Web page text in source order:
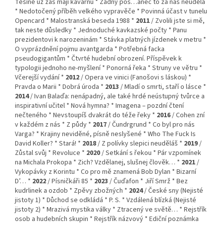
Těšíně už zas mají kavárnu * Žádný pos…anec to za nás neudělá
* Nedotočený příběh velkého vypravěče * Povinná účast v tunelu
Opencard * Malostranská beseda 1988 * 2011/ Zvolili jste si mě,
tak neste důsledky * Jednoduché kavkazské počty * Panu
prezidentovi k narozeninám * Stávka platných jízdenek v metru *
O vyprázdnění pojmu avantgarda * Potřebná facka
pseudogigantům * Čtvrté hudební obrození. Příspěvek k
typologii jednoho ne-myšlení * Ponorná řeka * Struny ve větru *
Včerejší vydání * 2012/ Opera ve vinici (Fanošovi s láskou) *
Pravda o Marii * Dobrá úroda * 2013 / Mladí o smrti, staří o lásce *
2014/ Ivan Balaďa: nenápadný, ale také hrdé neústupný tvůrce a
inspirativní učitel * Nová hymna? * Imagena – pozdní čtení
nečteného * Nevstoupíš dvakrát do téže řeky * 2016/ Cohen zní
v každém z nás * Z půdy * 2017/ Čundrgrund * Co byl pro nás
Varga? * Krajiny neviděné, písně neslyšené * Who The Fuck Is
David Koller? * Stará! * 2018/ Z polívky slepici neuděláš * 2019/
Zůstal svůj * Revoluce * 2020/ Setkání s řekou * Pár vzpomínek
na Michala Prokopa * Zich? Vzdělanej, slušnej člověk… * 2021/
Vykopávky z Korintu * Co pro mě znamená Bob Dylan * Bizarní
D’… * 2022/ Písničkáři 85 * 2023 / Čuďafon * Jiří Smrž * Bez
kudrlinek a ozdob * Zpěvy zbožných * 2024/ České sny (Nejisté
jistoty 1) * Důchod se odkládá * P. S. * Vzdálená blízká (Nejisté
jistoty 2) * Mrazivá mystika války * Ztracený ve světě… * Rejstřík
osob a hudebních skupin * Rejstřík názvový * Ediční poznámka